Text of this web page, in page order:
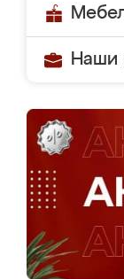
Наши